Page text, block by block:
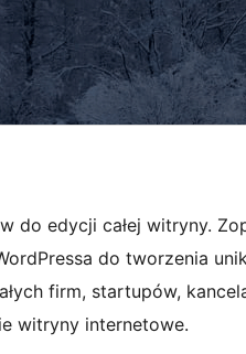
do edycji całej witryny.
do tworzenia
firm, startupów,
witryny internetowe.